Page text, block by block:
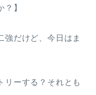
？】
強だけど、今日はま
リーする？それとも